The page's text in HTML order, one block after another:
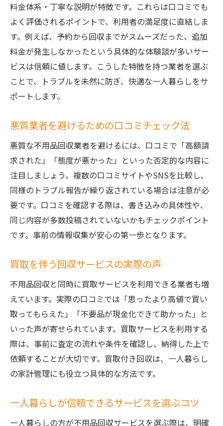
料金体系・丁寧な説明が特徴です。これらは口コミでも
よく評価されるポイントで、利用者の満足度に直結しま
す。例えば、予約から回収までがスムーズだった、追加
料金が発生しなかったという具体的な体験談が多いサー
ビスは信頼に値します。こうした特徴を持つ業者を選ぶ
ことで、トラブルを未然に防ぎ、快適な一人暮らしをサ
ポートします。
悪質業者を避けるための口コミチェック法
悪質な不用品回収業者を避けるには、口コミで「高額請
求された」「態度が悪かった」といった否定的な内容に
注目しましょう。複数の口コミサイトやSNSを比較し、
同様のトラブル報告が繰り返されている場合は注意が必
要です。口コミを確認する際は、書き込みの具体性や、
同じ内容が多数投稿されていないかもチェックポイント
です。事前の情報収集が安心の第一歩となります。
買取を伴う回収サービスの実際の声
不用品回収と同時に買取サービスを利用できる業者も増
えています。実際の口コミでは「思ったより高値で買い
取ってもらえた」「不要品が現金化できて助かった」と
いった声が寄せられています。買取サービスを利用する
際は、事前に査定の流れや条件を確認し、納得した上で
依頼することが大切です。買取付き回収は、一人暮らし
の家計管理にも役立つ具体的な方法です。
一人暮らしが信頼できるサービスを選ぶコツ
一人暮らしの方が不用品回収サービスを選ぶ際は、明確